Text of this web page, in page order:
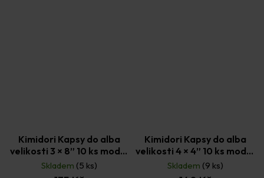
Kimidori Kapsy do alba
velikosti 3 × 8” 10 ks model
1
Skladem (5 ks)
Kimidori Kapsy do alba
velikosti 4 × 4” 10 ks model
2
Skladem (9 ks)